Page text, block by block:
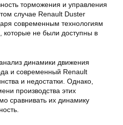
торможения и управления
случае Renault Duster
современным технологиям
которые не были доступны в
динамики движения
и современный Renault
и недостатки. Однако,
производства этих
сравнивать их динамику